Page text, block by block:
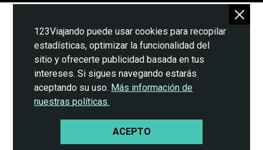
123Viajando puede usar cookies para recopilar
estadísticas, optimizar la funcionalidad del
sitio y ofrecerte publicidad basada en tus
intereses. Si sigues navegando estarás
aceptando su uso. Más información de
nuestras políticas.
ACEPTO